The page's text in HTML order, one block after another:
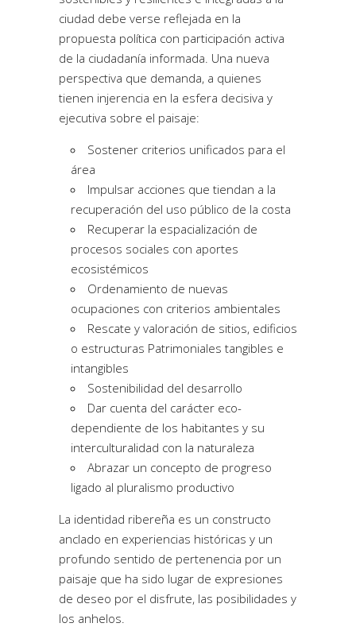
ciudad debe verse reflejada en la
propuesta política con participación activa
de la ciudadanía informada. Una nueva
perspectiva que demanda, a quienes
tienen injerencia en la esfera decisiva y
ejecutiva sobre el paisaje:
Sostener criterios unificados para el
área
Impulsar acciones que tiendan a la
recuperación del uso público de la costa
Recuperar la espacialización de
procesos sociales con aportes
ecosistémicos
Ordenamiento de nuevas
ocupaciones con criterios ambientales
Rescate y valoración de sitios, edificios
o estructuras Patrimoniales tangibles e
intangibles
Sostenibilidad del desarrollo
Dar cuenta del carácter eco-
dependiente de los habitantes y su
interculturalidad con la naturaleza
Abrazar un concepto de progreso
ligado al pluralismo productivo
La identidad ribereña es un constructo
anclado en experiencias históricas y un
profundo sentido de pertenencia por un
paisaje que ha sido lugar de expresiones
de deseo por el disfrute, las posibilidades y
los anhelos.